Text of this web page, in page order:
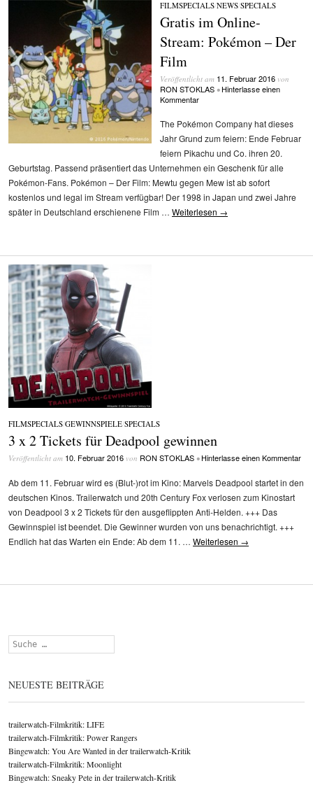
FILMSPECIALS/NEWS/SPECIALS
Gratis im Online-
Stream: Pokémon – Der
Film
Veröffentlicht am 11. Februar 2016von
RON STOKLAS • Hinterlasse einen
Kommentar
The Pokémon Company hat dieses
Jahr Grund zum feiern: Ende Februar
feiern Pikachu und Co. ihren 20.
Geburtstag. Passend präsentiert das Unternehmen ein Geschenk für alle
Pokémon-Fans. Pokémon – Der Film: Mewtu gegen Mew ist ab sofort
kostenlos und legal im Stream verfügbar! Der 1998 in Japan und zwei Jahre
später in Deutschland erschienene Film … Weiterlesen →
FILMSPECIALS/GEWINNSPIELE/SPECIALS
3 x 2 Tickets für Deadpool gewinnen
Veröffentlicht am 10. Februar 2016 von RON STOKLAS • Hinterlasse einen Kommentar
Ab dem 11. Februar wird es (Blut-)rot im Kino: Marvels Deadpool startet in den
deutschen Kinos. Trailerwatch und 20th Century Fox verlosen zum Kinostart
von Deadpool 3 x 2 Tickets für den ausgeflippten Anti-Helden. +++ Das
Gewinnspiel ist beendet. Die Gewinner wurden von uns benachrichtigt. +++
Endlich hat das Warten ein Ende: Ab dem 11. … Weiterlesen →
Suchen
NEUESTE BEITRÄGE
trailerwatch-Filmkritik: LIFE
trailerwatch-Filmkritik: Power Rangers
Bingewatch: You Are Wanted in der trailerwatch-Kritik
trailerwatch-Filmkritik: Moonlight
Bingewatch: Sneaky Pete in der trailerwatch-Kritik